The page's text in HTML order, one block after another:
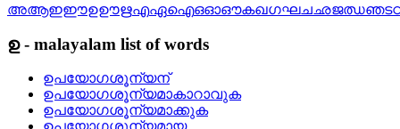
അആഇഈഉഊഋഎഏഐഒഓഔകഖഗഘചഛജഝഞട
ഉ- malayalam list of words
ഉപയോഗശൂന്യന്
ഉപയോഗശൂന്യമാകാറാവുക
ഉപയോഗശൂന്യമാക്കുക